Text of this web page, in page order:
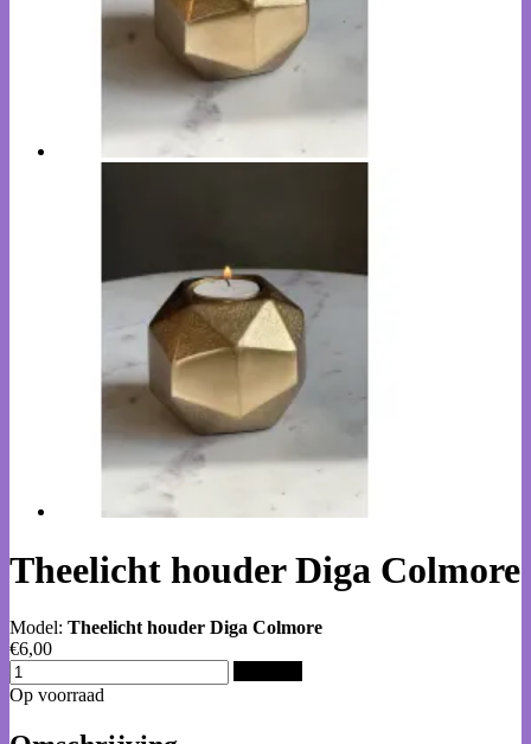
Theelicht houder Diga Colmore
Model: Theelicht houder Diga Colmore
€6,00
Op voorraad